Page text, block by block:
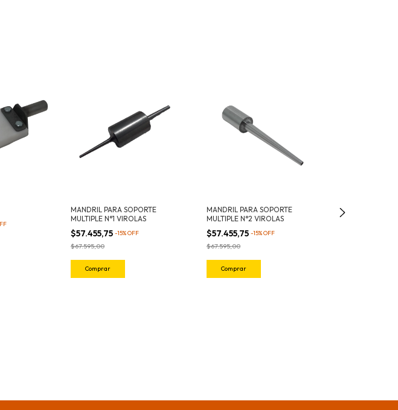
MANDRIL PARA SOPORTE
MULTIPLE N°1 VIROLAS
$57.455,75 -15%OFF
$67.595,00
MANDRIL PARA SOPORTE
MULTIPLE N°2 VIROLAS
$57.455,75 -15%OFF
$67.595,00